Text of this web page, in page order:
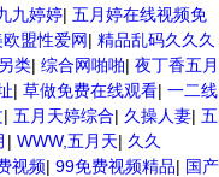
九婷婷| 五月婷在线视频免
盟性爱网| 精品乱码久久久
类| 综合网啪啪| 夜丁香五月
| 草做免费在线观看| 一二线
| 五月天婷综合| 久操人妻| 五
| WWW,五月天| 久久
视频| 99免费视频精品| 国产